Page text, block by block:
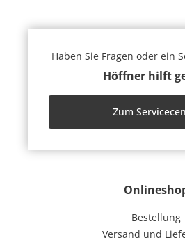
Bestellung
Versand und
Haben Sie Fragen oder ein
Höffner hilft
Zum